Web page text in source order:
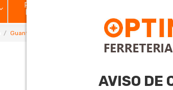
AVISO DE
Pintura y
Guantes de cocina